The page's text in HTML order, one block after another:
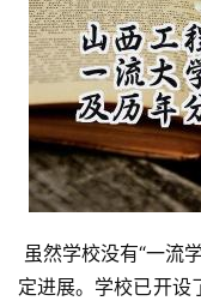
定进展。学校已开设